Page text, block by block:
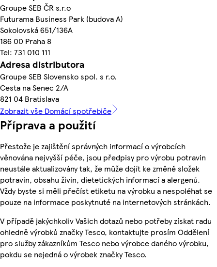
Groupe SEB ČR s.r.o
Futurama Business Park (budova A)
Sokolovská 651/136A
186 00 Praha 8
Tel: 731 010 111
Adresa distributora
Groupe SEB Slovensko spol. s r.o.
Cesta na Senec 2/A
821 04 Bratislava
Zobrazit vše Domácí spotřebiče
Příprava a použití
Přestože je zajištění správných informací o výrobcích
věnována nejvyšší péče, jsou předpisy pro výrobu potravin
neustále aktualizovány tak, že může dojít ke změně složek
potravin, obsahu živin, dietetických informací a alergenů.
Vždy byste si měli přečíst etiketu na výrobku a nespoléhat se
pouze na informace poskytnuté na internetových stránkách.
V případě jakýchkoliv Vašich dotazů nebo potřeby získat radu
ohledně výrobků značky Tesco, kontaktujte prosím Oddělení
pro služby zákazníkům Tesco nebo výrobce daného výrobku,
pokdu se nejedná o výrobek značky Tesco.